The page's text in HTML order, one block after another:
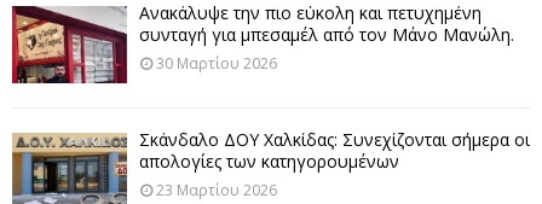
Ανακάλυψε την πιο εύκολη και πετυχημένη
συνταγή για μπεσαμέλ από τον Μάνο Μανώλη.
30 Μαρτίου 2026
Σκάνδαλο ΔΟΥ Χαλκίδας: Συνεχίζονται σήμερα οι
απολογίες των κατηγορουμένων
23 Μαρτίου 2026